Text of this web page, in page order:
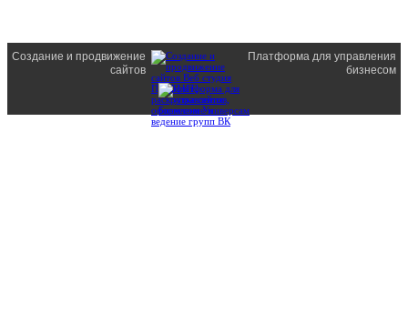
Создание и продвижение
сайтов
Платформа для управления
бизнесом